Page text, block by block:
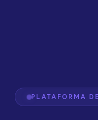
PLATAFORMA